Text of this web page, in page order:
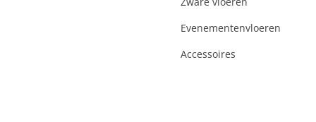
Evenementenvloeren
Accessoires